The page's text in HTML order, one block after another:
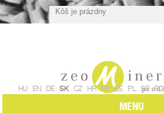
Kôš je prázdny
sk
HU EN DE SK CZ HR FR ES PL SE RO
MENU